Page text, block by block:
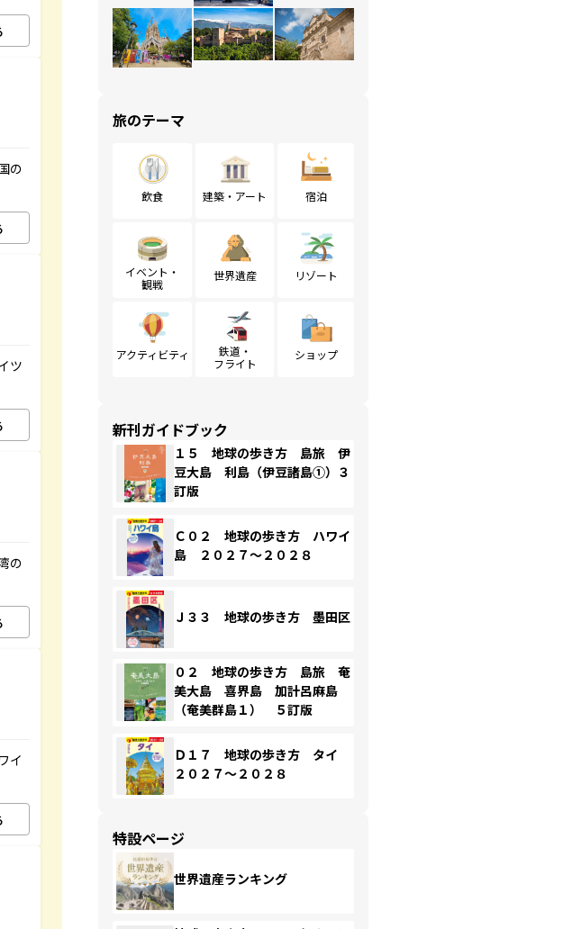
の
ツ
の
イ
旅のテーマ
飲食 建築・アート 宿泊
イベント・
観戦
世界遺産 リゾート
アクティビティ
鉄道・
フライト
ショップ
新刊ガイドブック
１５ 地球の歩き方 島旅 伊
豆大島 利島（伊豆諸島①）３
訂版
Ｃ０２ 地球の歩き方 ハワイ
島 ２０２７～２０２８
Ｊ３３ 地球の歩き方 墨田区
０２ 地球の歩き方 島旅 奄
美大島 喜界島 加計呂麻島
（奄美群島１） ５訂版
Ｄ１７ 地球の歩き方 タイ
２０２７～２０２８
特設ページ
世界遺産ランキング